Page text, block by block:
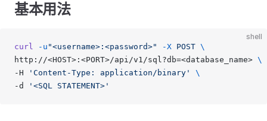
基本用法
shell
curl -u "<username>:<password>" -X POST \
http://<HOST>:<PORT>/api/v1/sql?db=<database_name> \
-H
'Content-Type: application/binary'
\
-d
'<SQL STATEMENT>'